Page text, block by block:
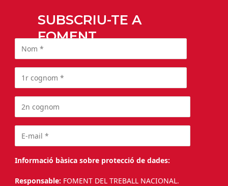
SUBSCRIU-TE A
FOMENT
Informació bàsica sobre protecció de dades:
Responsable: FOMENT DEL TREBALL NACIONAL.